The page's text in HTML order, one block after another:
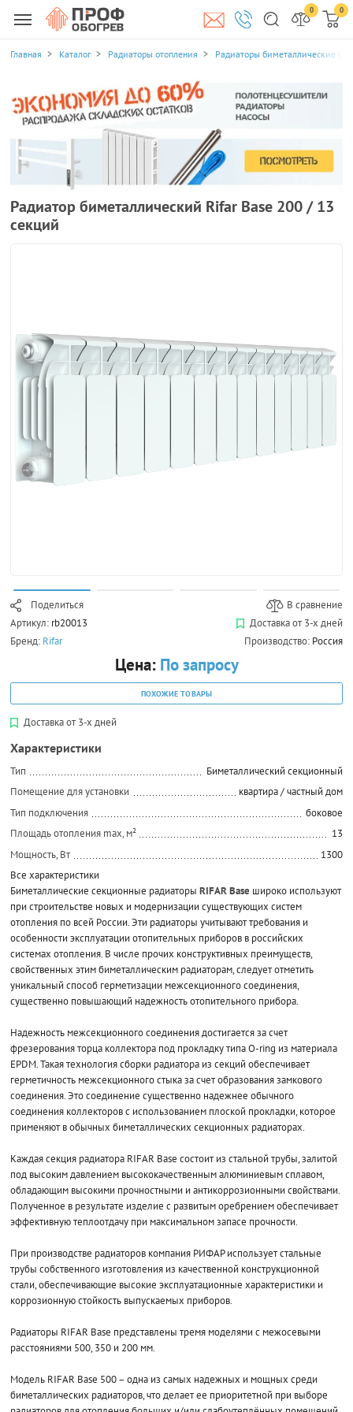
0 0
Главная Каталог Радиаторы отопления Радиаторы биметаллические
Радиатор биметаллический Rifar Base 200 / 13
секций
Поделиться
В сравнение
Артикул: rb20013
Доставка от 3-х дней
Бренд: Rifar Производство: Россия
Цена: По запросу
ПОХОЖИЕ ТОВАРЫ
Доставка от 3-х дней
Характеристики
Тип
Биметаллический секционный
Помещение для установки
квартира / частный дом
Тип подключения
боковое
Площадь отопления max, м²
13
Мощность, Вт
1300
Все характеристики
Биметаллические секционные радиаторы RIFAR Base широко используют
при строительстве новых и модернизации существующих систем
отопления по всей России. Эти радиаторы учитывают требования и
особенности эксплуатации отопительных приборов в российских
системах отопления. В числе прочих конструктивных преимуществ,
свойственных этим биметаллическим радиаторам, следует отметить
уникальный способ герметизации межсекционного соединения,
существенно повышающий надежность отопительного прибора.
Надежность межсекционного соединения достигается за счет
фрезерования торца коллектора под прокладку типа O-ring из материала
EPDM. Такая технология сборки радиатора из секций обеспечивает
герметичность межсекционного стыка за счет образования замкового
соединения. Это соединение существенно надежнее обычного
соединения коллекторов с использованием плоской прокладки, которое
применяют в обычных биметаллических секционных радиаторах.
Каждая секция радиатора RIFAR Base состоит из стальной трубы, залитой
под высоким давлением высококачественным алюминиевым сплавом,
обладающим высокими прочностными и антикоррозионными свойствами.
Полученное в результате изделие с развитым оребрением обеспечивает
эффективную теплоотдачу при максимальном запасе прочности.
При производстве радиаторов компания РИФАР использует стальные
трубы собственного изготовления из качественной конструкционной
стали, обеспечивающие высокие эксплуатационные характеристики и
коррозионную стойкость выпускаемых приборов.
Радиаторы RIFAR Base представлены тремя моделями с межосевыми
расстояниями 500, 350 и 200 мм.
Модель RIFAR Base 500 – одна из самых надежных и мощных среди
биметаллических радиаторов, что делает ее приоритетной при выборе